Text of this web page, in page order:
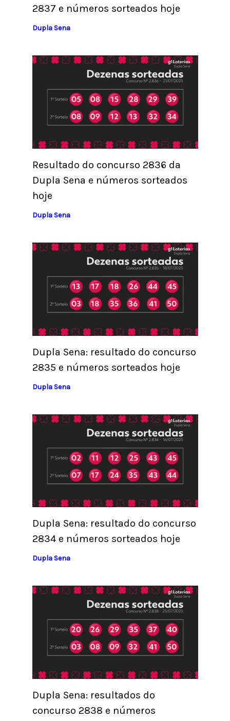
2837 e números sorteados hoje
Dupla Sena
Resultado do concurso 2836 da
Dupla Sena e números sorteados
hoje
Dupla Sena
Dupla Sena: resultado do concurso
2835 e números sorteados hoje
Dupla Sena
Dupla Sena: resultado do concurso
2834 e números sorteados hoje
Dupla Sena
Dupla Sena: resultados do
concurso 2838 e números